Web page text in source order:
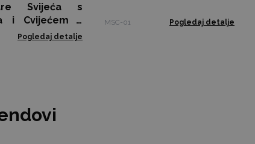
Svijeća s
i Cvijećem -
Pogledaj detalje
MSC-01 Pogledaj detalje